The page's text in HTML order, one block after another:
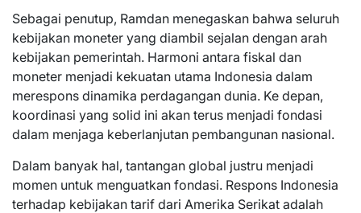
Sebagai penutup, Ramdan menegaskan bahwa seluruh
kebijakan moneter yang diambil sejalan dengan arah
kebijakan pemerintah. Harmoni antara fiskal dan
moneter menjadi kekuatan utama Indonesia dalam
merespons dinamika perdagangan dunia. Ke depan,
koordinasi yang solid ini akan terus menjadi fondasi
dalam menjaga keberlanjutan pembangunan nasional.
Dalam banyak hal, tantangan global justru menjadi
momen untuk menguatkan fondasi. Respons Indonesia
terhadap kebijakan tarif dari Amerika Serikat adalah